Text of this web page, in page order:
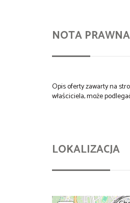
NOTA PRAWNA
Opis oferty zawarty na
właściciela, może
LOKALIZACJA